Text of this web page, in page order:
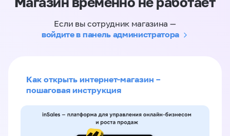
Если вы сотрудник магазина —
войдите в панель администратора
Как открыть интернет-магазин –
пошаговая инструкция